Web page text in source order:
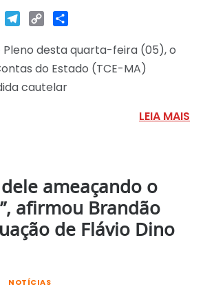
Twitter Telegram
Copy
Pleno desta quarta-feira (05), o
do Estado (TCE-MA)
cautelar
LEIA MAIS
ameaçando o
afirmou Brandão
de Flávio Dino
NOTÍCIAS